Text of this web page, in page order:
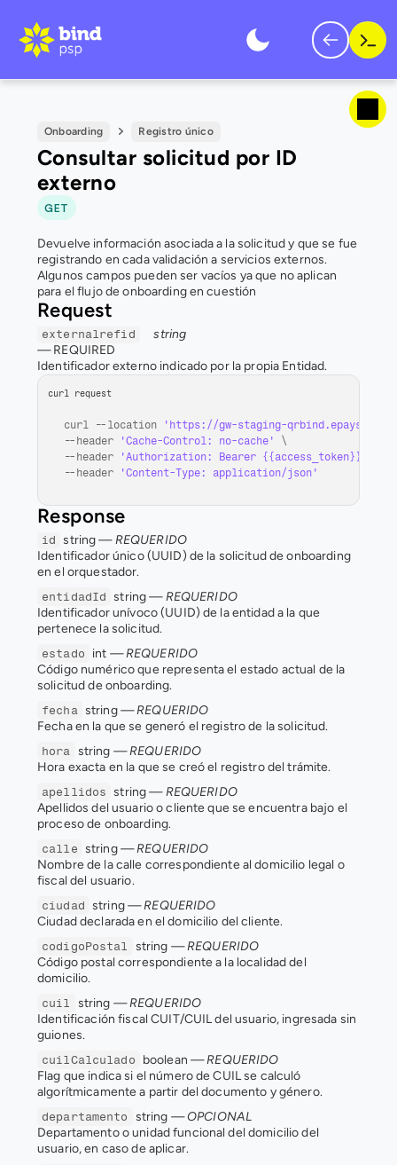
Onboarding Registro único
Consultar solicitud por ID
externo
GET
Devuelve información asociada a la solicitud y que se fue
registrando en cada validación a servicios externos.
Algunos campos pueden ser vacíos ya que no aplican
para el flujo de onboarding en cuestión
Request
externalrefid
string
— REQUIRED
Identificador externo indicado por la propia Entidad.
curl request
curl -- location
'https://gw-staging-
-- header 'Cache-Control: no-cache'
\
-- header
'Authorization: Bearer {{access_token}}'
-- header 'Content-Type: application/json'
Response
id string — REQUERIDO
Identificador único (UUID) de la solicitud de onboarding
en el orquestador.
entidadId string — REQUERIDO
Identificador unívoco (UUID) de la entidad a la que
pertenece la solicitud.
estado int — REQUERIDO
Código numérico que representa el estado actual de la
solicitud de onboarding.
fecha string — REQUERIDO
Fecha en la que se generó el registro de la solicitud.
hora string — REQUERIDO
Hora exacta en la que se creó el registro del trámite.
apellidos string — REQUERIDO
Apellidos del usuario o cliente que se encuentra bajo el
proceso de onboarding.
calle string — REQUERIDO
Nombre de la calle correspondiente al domicilio legal o
fiscal del usuario.
ciudad string — REQUERIDO
Ciudad declarada en el domicilio del cliente.
codigoPostal string — REQUERIDO
Código postal correspondiente a la localidad del
domicilio.
cuil string — REQUERIDO
Identificación fiscal CUIT/CUIL del usuario, ingresada sin
guiones.
cuilCalculado boolean — REQUERIDO
Flag que indica si el número de CUIL se calculó
algorítmicamente a partir del documento y género.
departamento string — OPCIONAL
Departamento o unidad funcional del domicilio del
usuario, en caso de aplicar.